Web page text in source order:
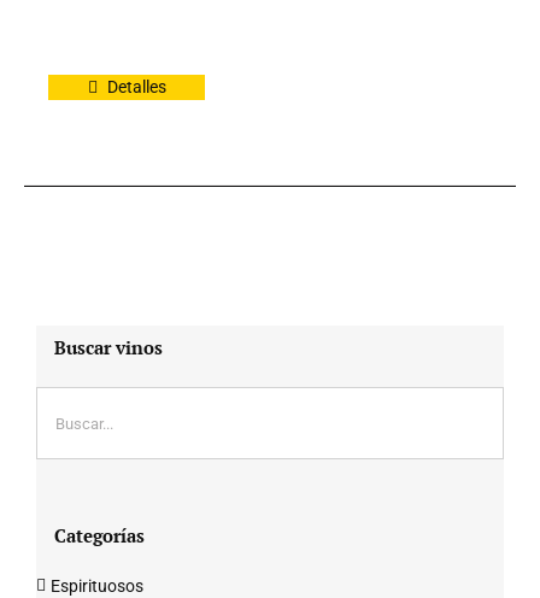
Detalles
Buscar vinos
Categorías
Espirituosos